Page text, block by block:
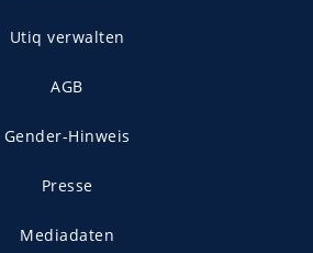
Utiq verwalten
AGB
Gender-Hinweis
Presse
Mediadaten